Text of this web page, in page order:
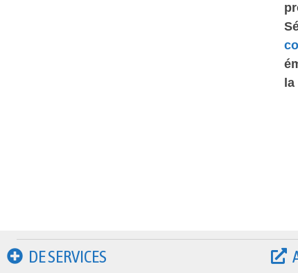
DE SERVICES